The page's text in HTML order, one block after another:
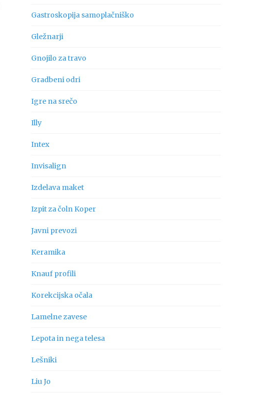
Gastroskopija samoplačniško
Gležnarji
Gnojilo za travo
Gradbeni odri
Igre na srečo
Illy
Intex
Invisalign
Izdelava maket
Izpit za čoln Koper
Javni prevozi
Keramika
Knauf profili
Korekcijska očala
Lamelne zavese
Lepota in nega telesa
Lešniki
Liu Jo